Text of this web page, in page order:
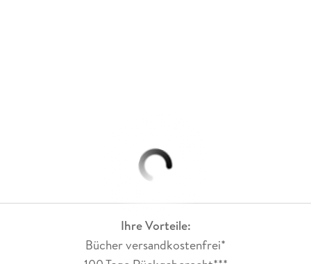
Ihre Vorteile:
Bücher versandkostenfrei*